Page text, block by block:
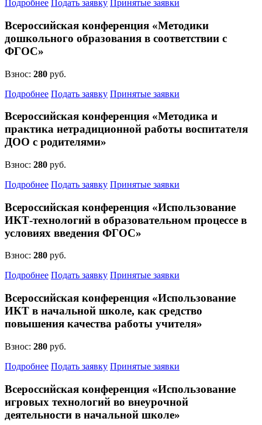
Подробнее Подать заявку Принятые заявки
Всероссийская конференция «Методики
дошкольного образования в соответствии с
ФГОС»
Взнос: 280 руб.
Подробнее Подать заявку Принятые заявки
Всероссийская конференция «Методика и
практика нетрадиционной работы воспитателя
ДОО с родителями»
Взнос: 280 руб.
Подробнее Подать заявку Принятые заявки
Всероссийская конференция «Использование
ИКТ-технологий в образовательном процессе в
условиях введения ФГОС»
Взнос: 280 руб.
Подробнее Подать заявку Принятые заявки
Всероссийская конференция «Использование
ИКТ в начальной школе, как средство
повышения качества работы учителя»
Взнос: 280 руб.
Подробнее Подать заявку Принятые заявки
Всероссийская конференция «Использование
игровых технологий во внеурочной
деятельности в начальной школе»